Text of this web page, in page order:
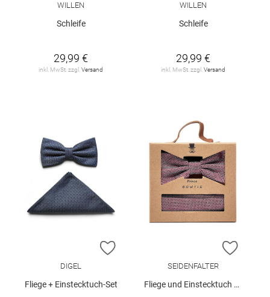
WILLEN
Schleife
29,99 €
inkl. MwSt. zzgl. Versand
WILLEN
Schleife
29,99 €
inkl. MwSt. zzgl. Versand
ZUR WUNSCHLISTE HINZUFÜGEN
DIGEL
Fliege + Einstecktuch-Set
ZUR
SEIDENFALTER
Fliege und Einstecktuch Set